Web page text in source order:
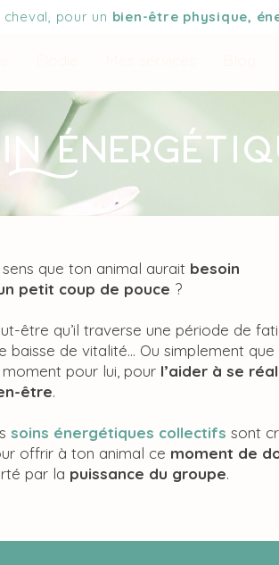
pour un bien-être physique,
sens que ton animal aurait besoin
petit coup de pouce ?
être qu’il traverse une période de
baisse de vitalité… Ou simplement
moment pour lui, pour l’aider à se
être.
soins énergétiques collectifs sont
offrir à ton animal ce moment de
par la puissance du groupe.